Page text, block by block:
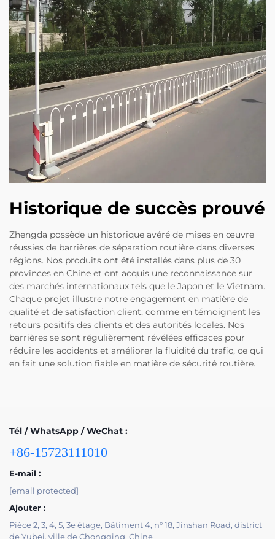
Historique de succès prouvé
Zhengda possède un historique avéré de mises en œuvre
réussies de barrières de séparation routière dans diverses
régions. Nos produits ont été installés dans plus de 30
provinces en Chine et ont acquis une reconnaissance sur
des marchés internationaux tels que le Japon et le Vietnam.
Chaque projet illustre notre engagement en matière de
qualité et de satisfaction client, comme en témoignent les
retours positifs des clients et des autorités locales. Nos
barrières se sont régulièrement révélées efficaces pour
réduire les accidents et améliorer la fluidité du trafic, ce qui
en fait une solution fiable en matière de sécurité routière.
Tél / WhatsApp / WeChat :
+86-15723111010
E-mail :
[email protected]
Ajouter :
Pièce 2, 3, 4, 5, 3e étage, Bâtiment 4, n° 18, Jinshan Road, district
de Yubei, ville de Chongqing, Chine